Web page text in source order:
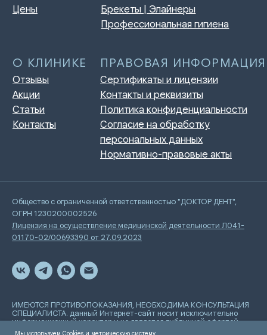
Общество с ограниченной ответственностью "ДОКТОР ДЕНТ",
ОГРН 1230200002526
Лицензия на осуществление медицинской деятельности Л041-
01170-02/00693390 от 27.09.2023
ИМЕЮТСЯ ПРОТИВОПОКАЗАНИЯ, НЕОБХОДИМА КОНСУЛЬТАЦИЯ
СПЕЦИАЛИСТА. данный Интернет-сайт носит исключительно
информационный характер и не является публичной офертой,
определяемой положениями Статьи 437 Гражданского